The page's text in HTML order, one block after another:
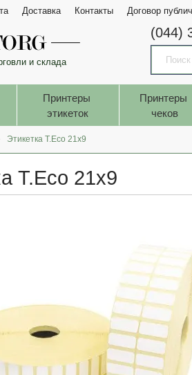
Доставка Контакты Договор
и склада
(044)
Принтеры
этикеток
Принтеры
чеков
Этикетка T.Eco 21x9
T.Eco 21x9